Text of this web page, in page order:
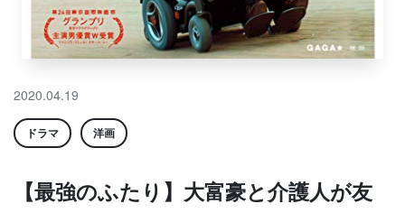
2020.04.19
ドラマ 洋画
【最強のふたり】大富豪と介護人が友